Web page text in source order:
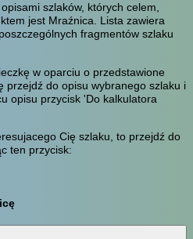
szlaków, których celem,
jest Mraźnica. Lista zawiera
fragmentów szlaku
w oparciu o przedstawione
przejdź do opisu wybranego szlaku i
opisu przycisk 'Do kalkulatora
Cię szlaku, to przejdź do
ten przycisk: